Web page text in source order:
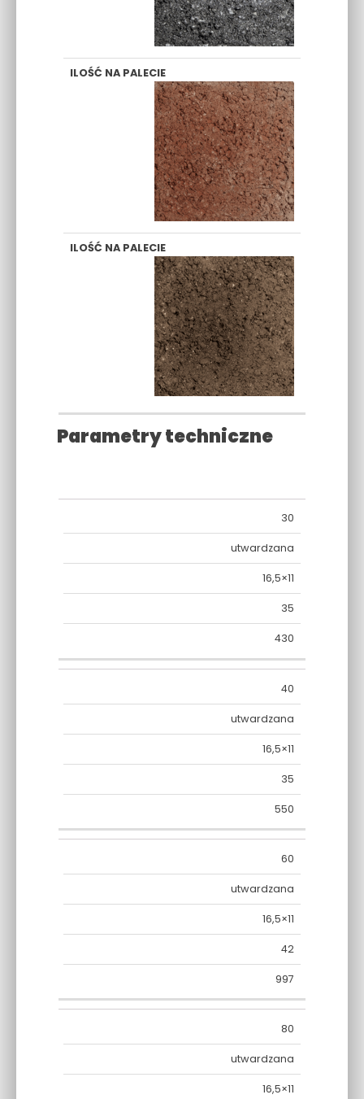
Parametry techniczne
FAKTURA KSZTAŁTY/
30
utwardzana
16,5×11
35
430
40
utwardzana
16,5×11
35
550
60
utwardzana
16,5×11
42
997
80
utwardzana
16,5×11